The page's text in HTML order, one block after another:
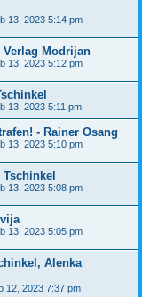
13, 2023 5:14 pm
Verlag Modrijan
13, 2023 5:12 pm
13, 2023 5:11 pm
- Rainer Osang
13, 2023 5:10 pm
13, 2023 5:08 pm
13, 2023 5:05 pm
Alenka
12, 2023 7:37 pm